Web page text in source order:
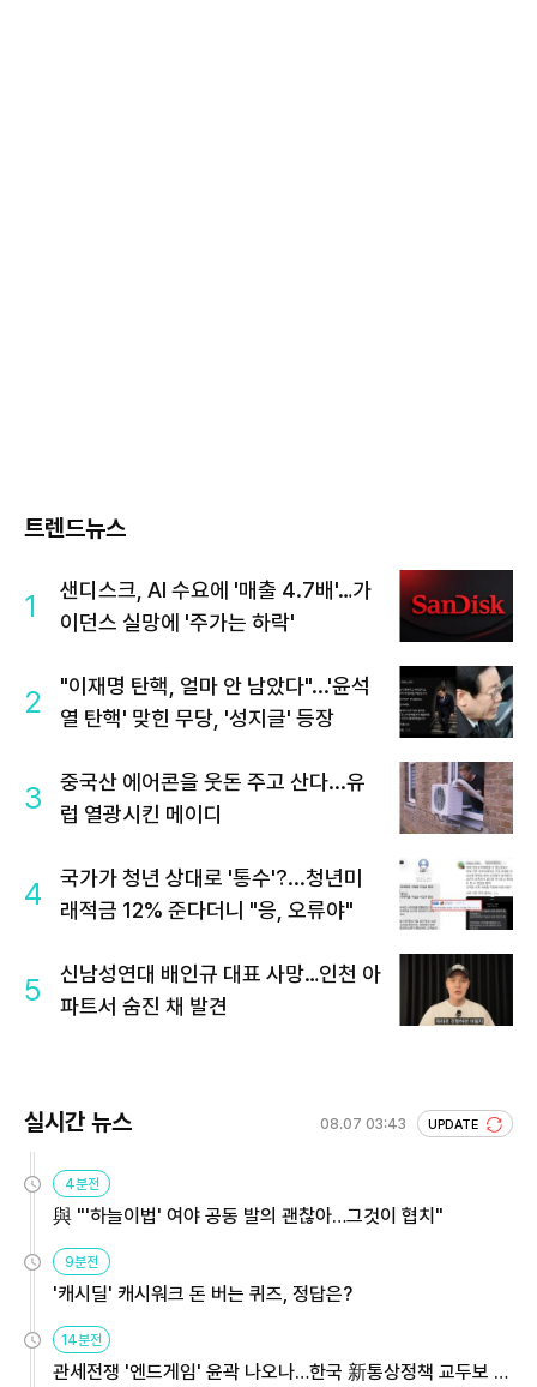
트렌드뉴스
1
샌디스크, AI 수요에 '매출 4.7배'…가
이던스 실망에 '주가는 하락'
2
"이재명 탄핵, 얼마 안 남았다"...'윤석
열 탄핵' 맞힌 무당, '성지글' 등장
3
중국산 에어콘을 웃돈 주고 산다...유
럽 열광시킨 메이디
4
국가가 청년 상대로 '통수'?...청년미
래적금 12% 준다더니 "응, 오류야"
5
신남성연대 배인규 대표 사망…인천 아
파트서 숨진 채 발견
실시간 뉴스 08.07 03:43 UPDATE
4분전
與 "'하늘이법' 여야 공동 발의 괜찮아…그것이 협치"
9분전
'캐시딜' 캐시워크 돈 버는 퀴즈, 정답은?
14분전
관세전쟁 '엔드게임' 윤곽 나오나…한국 新통상정책 교두보 활